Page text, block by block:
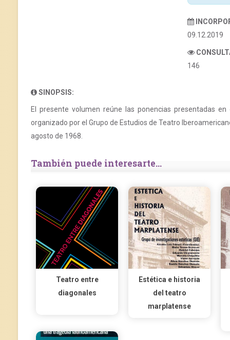
09.12.2019
146
SINOPSIS:
El presente volumen reúne las ponencias presentadas
organizado por el Grupo de Estudios de Teatro
agosto de 1968.
También puede interesarte...
Teatro entre
diagonales
Estética e historia
del teatro
marplatense